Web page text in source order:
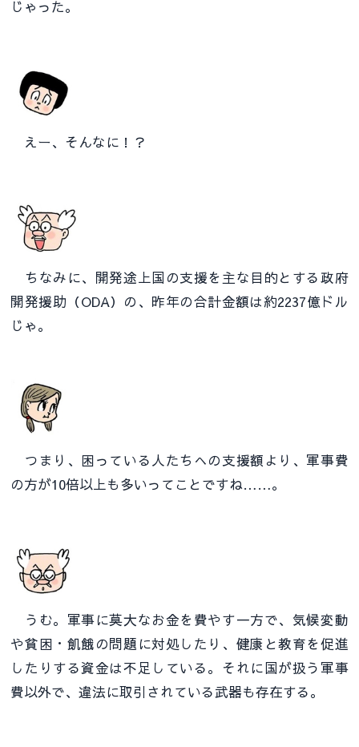
じゃった。
えー、そんなに！？
ちなみに、開発途上国の支援を主な目的とする政府
開発援助（ODA）の、昨年の合計金額は約2237億ドル
じゃ。
つまり、困っている人たちへの支援額より、軍事費
の方が10倍以上も多いってことですね……。
うむ。軍事に莫大なお金を費やす一方で、気候変動
や貧困・飢餓の問題に対処したり、健康と教育を促進
したりする資金は不足している。それに国が扱う軍事
費以外で、違法に取引されている武器も存在する。